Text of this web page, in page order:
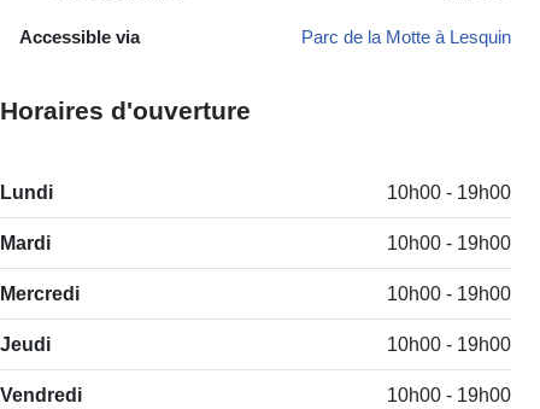
Accessible via Parc de la Motte à Lesquin
Horaires d'ouverture
Lundi 10h00 - 19h00
Mardi 10h00 - 19h00
Mercredi 10h00 - 19h00
Jeudi 10h00 - 19h00
Vendredi 10h00 - 19h00